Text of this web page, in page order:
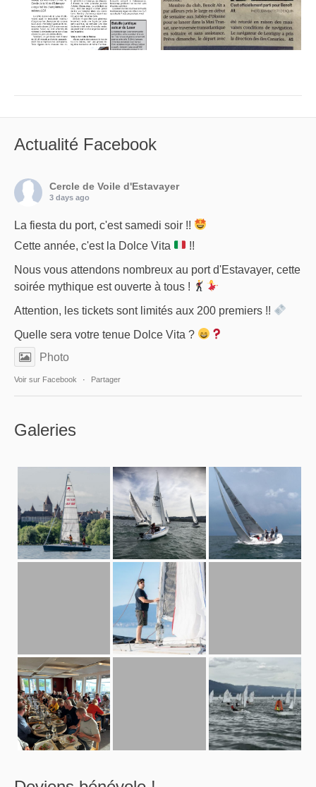
Actualité Facebook
Cercle de Voile d'Estavayer
3 days ago
La fiesta du port, c'est samedi soir !!
Cette année, c'est la Dolce Vita
!!
Nous vous attendons nombreux au port d'Estavayer, cette
soirée mythique est ouverte à tous !
Attention, les tickets sont limités aux 200 premiers !!
Quelle sera votre tenue Dolce Vita ?
Photo
Voir sur Facebook · Partager
Galeries